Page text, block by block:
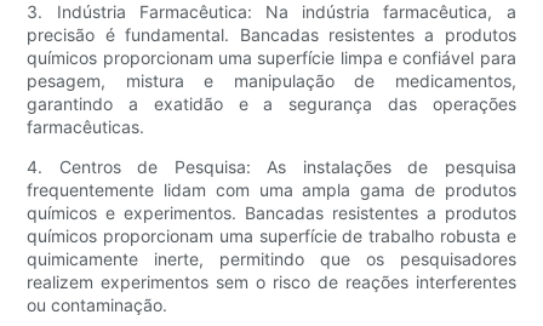
3. Indústria Farmacêutica: Na indústria farmacêutica, a
precisão é fundamental. Bancadas resistentes a produtos
químicos proporcionam uma superfície limpa e confiável para
pesagem, mistura e manipulação de medicamentos,
garantindo a exatidão e a segurança das operações
farmacêuticas.
4. Centros de Pesquisa: As instalações de pesquisa
frequentemente lidam com uma ampla gama de produtos
químicos e experimentos. Bancadas resistentes a produtos
químicos proporcionam uma superfície de trabalho robusta e
quimicamente inerte, permitindo que os pesquisadores
realizem experimentos sem o risco de reações interferentes
ou contaminação.